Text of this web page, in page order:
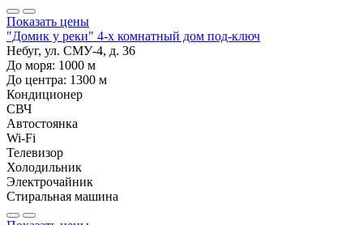
Показать цены
"Домик у реки" 4-х комнатный дом под-ключ
Небуг, ул. СМУ-4, д. 36
До моря: 1000 м
До центра: 1300 м
Кондиционер
СВЧ
Автостоянка
Wi-Fi
Телевизор
Холодильник
Электрочайник
Стиральная машина